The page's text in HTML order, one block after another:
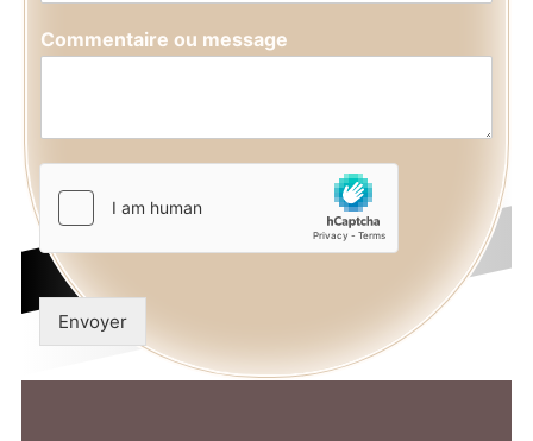
Commentaire ou message
Envoyer